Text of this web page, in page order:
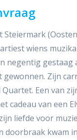
Steiermark
wiens
negentig gestaag
Zijn
Een van
cadeau van een
liefde voor
doorbraak kwam